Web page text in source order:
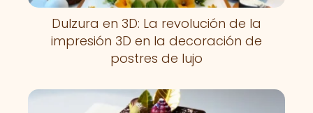
Dulzura en 3D: La revolución de la
impresión 3D en la decoración de
postres de lujo